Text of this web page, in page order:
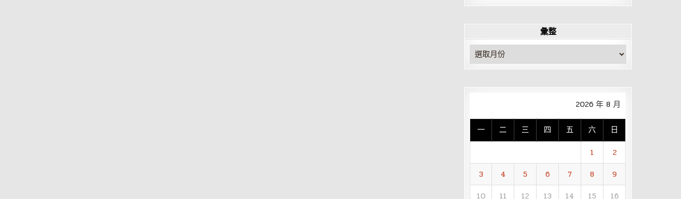
彙整
彙
整
2026 年 8 月
一 二 三 四 五 六
日
1
2
3
4 5 6 7 8
9
10
11 12 13 14 15 16